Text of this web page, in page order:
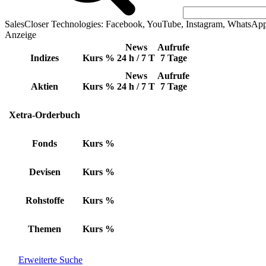
SalesCloser Technologies: Facebook, YouTube, Instagram,
Anzeige
Indizes Kurs %
News
24 h / 7 T
Aufrufe
7 Tage
Aktien Kurs %
News
24 h / 7 T
Aufrufe
7 Tage
Xetra-Orderbuch
Fonds Kurs %
Devisen Kurs %
Rohstoffe Kurs %
Themen Kurs %
Erweiterte Suche